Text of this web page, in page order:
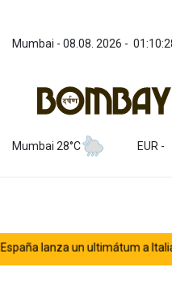
Mumbai - 08.08. 2026 -
Mumbai 28°C EUR -
lanza un ultimátum a Italia